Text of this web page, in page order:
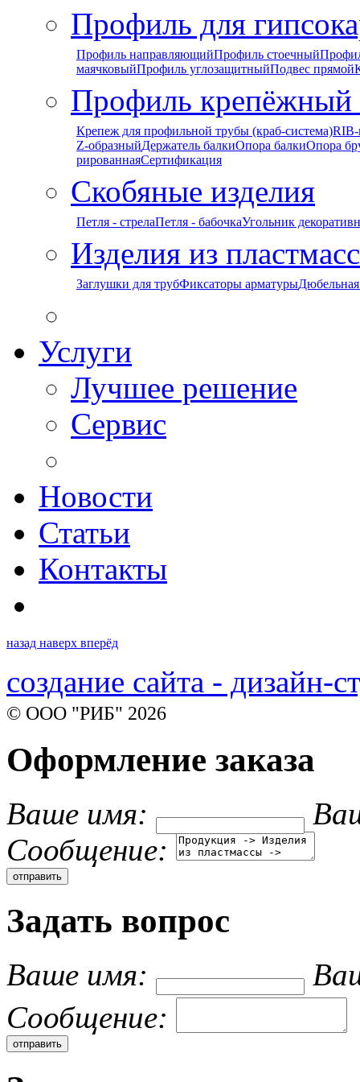
Профиль для
Профиль направляющийПрофиль стоечный
маячковыйПрофиль углозащитныйПодвес прямой
Профиль
Крепеж для профильной трубы (краб-система)
Z-образныйДержатель балкиОпора балкиОпора
рированнаяСертификация
Скобяные изделия
Петля - стрелаПетля - бабочкаУгольник
Изделия из
Заглушки для трубФиксаторы арматуры
Услуги
Лучшее решение
Сервис
Новости
Статьи
Контакты
назад наверх вперёд
создание сайта - дизайн-
© ООО "РИБ" 2026
Оформление заказа
Ваше имя:
Cообщение:
Задать вопрос
Ваше имя:
Cообщение: